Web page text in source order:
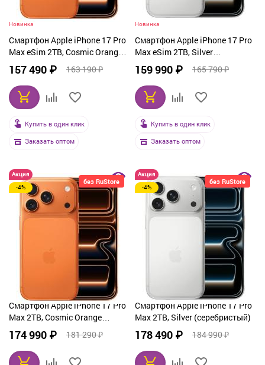
Новинка
Смартфон Apple iPhone 17 Pro
Max eSim 2TB, Cosmic Orange
(оранжевый)
157 490 ₽ 163 190 ₽
Купить в один клик
Заказать оптом
Новинка
Смартфон Apple iPhone 17 Pro
Max eSim 2TB, Silver
(серебристый)
159 990 ₽ 165 790 ₽
Купить в один клик
Заказать оптом
без RuStore
Акция
-4%
Смартфон Apple iPhone 17 Pro
Max 2TB, Cosmic Orange
(оранжевый)
174 990 ₽ 181 290 ₽
без RuStore
Акция
-4%
Смартфон Apple iPhone 17 Pro
Max 2TB, Silver (серебристый)
178 490 ₽ 184 990 ₽